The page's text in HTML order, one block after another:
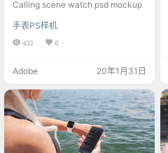
Calling scene watch psd mockup
手表PS样机
433 0
Adobe 20年1月31日